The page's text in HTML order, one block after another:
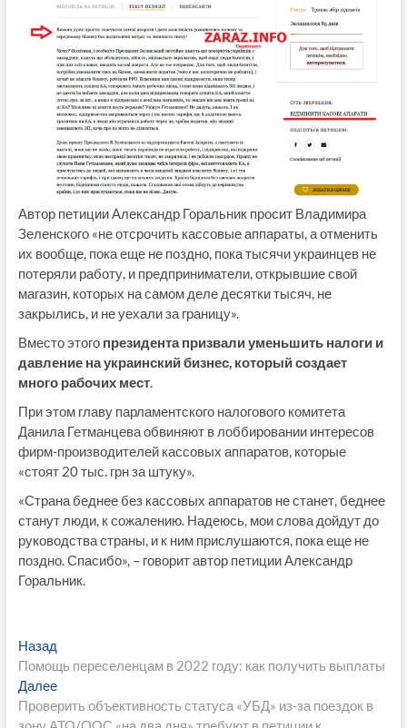
Автор петиции Александр Горальник просит Владимира
Зеленского «не отсрочить кассовые аппараты, а отменить
их вообще, пока еще не поздно, пока тысячи украинцев не
потеряли работу, и предприниматели, открывшие свой
магазин, которых на самом деле десятки тысяч, не
закрылись, и не уехали за границу».
Вместо этого президента призвали уменьшить налоги и
давление на украинский бизнес, который создает
много рабочих мест.
При этом главу парламентского налогового комитета
Данила Гетманцева обвиняют в лоббировании интересов
фирм-производителей кассовых аппаратов, которые
«стоят 20 тыс. грн за штуку».
«Страна беднее без кассовых аппаратов не станет, беднее
станут люди, к сожалению. Надеюсь, мои слова дойдут до
руководства страны, и к ним прислушаются, пока еще не
поздно. Спасибо», – говорит автор петиции Александр
Горальник.
Навигация
по
записям
НазадПредыдущая
запись:
Помощь переселенцам в 2022 году: как получить выплаты
ДалееСледующая
запись:
Проверить объективность статуса «УБД» из-за поездок в